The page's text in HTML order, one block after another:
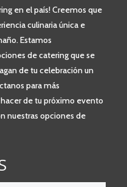
en el país! Creemos que
culinaria única e
Estamos
de catering que se
de tu celebración un
para más
de tu próximo evento
nuestras opciones de